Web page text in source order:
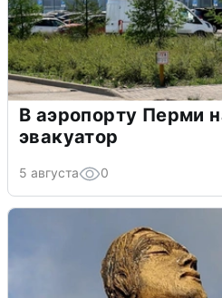
В аэропорту Перми
эвакуатор
5 августа 0